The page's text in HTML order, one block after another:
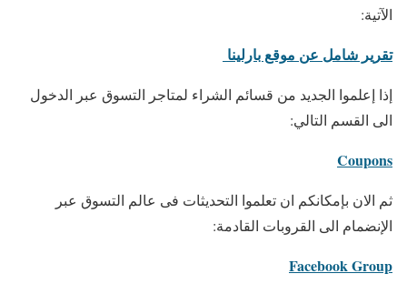
الآتية:
تقرير شامل عن موقع بارلينا
إذا إعلموا الجديد من قسائم الشراء لمتاجر التسوق عبر الدخول
الى القسم التالي:
Coupons
ثم الان بإمكانكم ان تعلموا التحديثات فى عالم التسوق عبر
الإنضمام الى القروبات القادمة:
Facebook Group